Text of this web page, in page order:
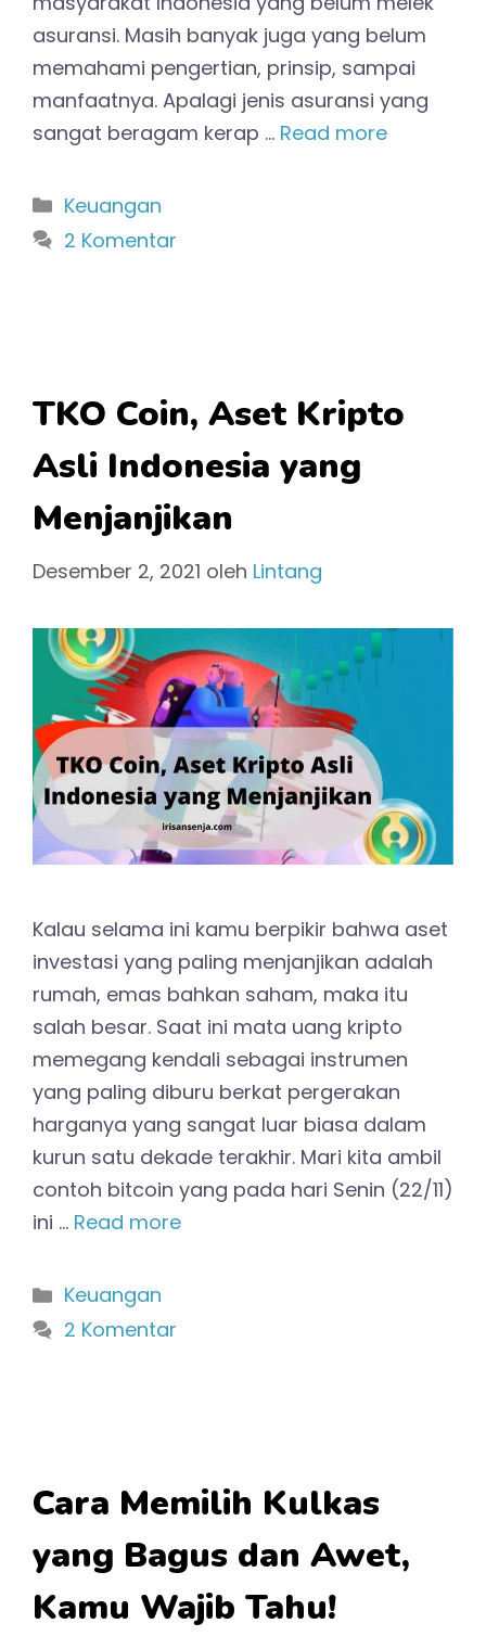
asuransi. Masih banyak juga yang belum
memahami pengertian, prinsip, sampai
manfaatnya. Apalagi jenis asuransi yang
sangat beragam kerap … Read more
Kategori
Keuangan
2 Komentar
TKO Coin, Aset Kripto
Asli Indonesia yang
Menjanjikan
Desember 2, 2021 oleh Lintang
Kalau selama ini kamu berpikir bahwa aset
investasi yang paling menjanjikan adalah
rumah, emas bahkan saham, maka itu
salah besar. Saat ini mata uang kripto
memegang kendali sebagai instrumen
yang paling diburu berkat pergerakan
harganya yang sangat luar biasa dalam
kurun satu dekade terakhir. Mari kita ambil
contoh bitcoin yang pada hari Senin (22/11)
ini … Read more
Kategori
Keuangan
2 Komentar
Cara Memilih Kulkas
yang Bagus dan Awet,
Kamu Wajib Tahu!